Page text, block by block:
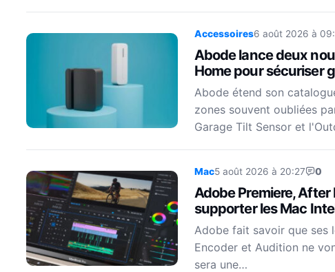
Accessoires6 août 2026 à
Abode lance deux
Home pour sécuriser
Abode étend son
zones souvent oubliées
Garage Tilt Sensor et
Mac5 août 2026 à 20:27 0
Adobe Premiere,
supporter les Mac
Adobe fait savoir que ses
Encoder et Audition ne
sera une…